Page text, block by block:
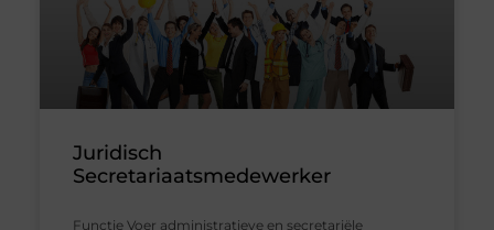
Juridisch
Secretariaatsmedewerker
Functie Voer administratieve en secretariële